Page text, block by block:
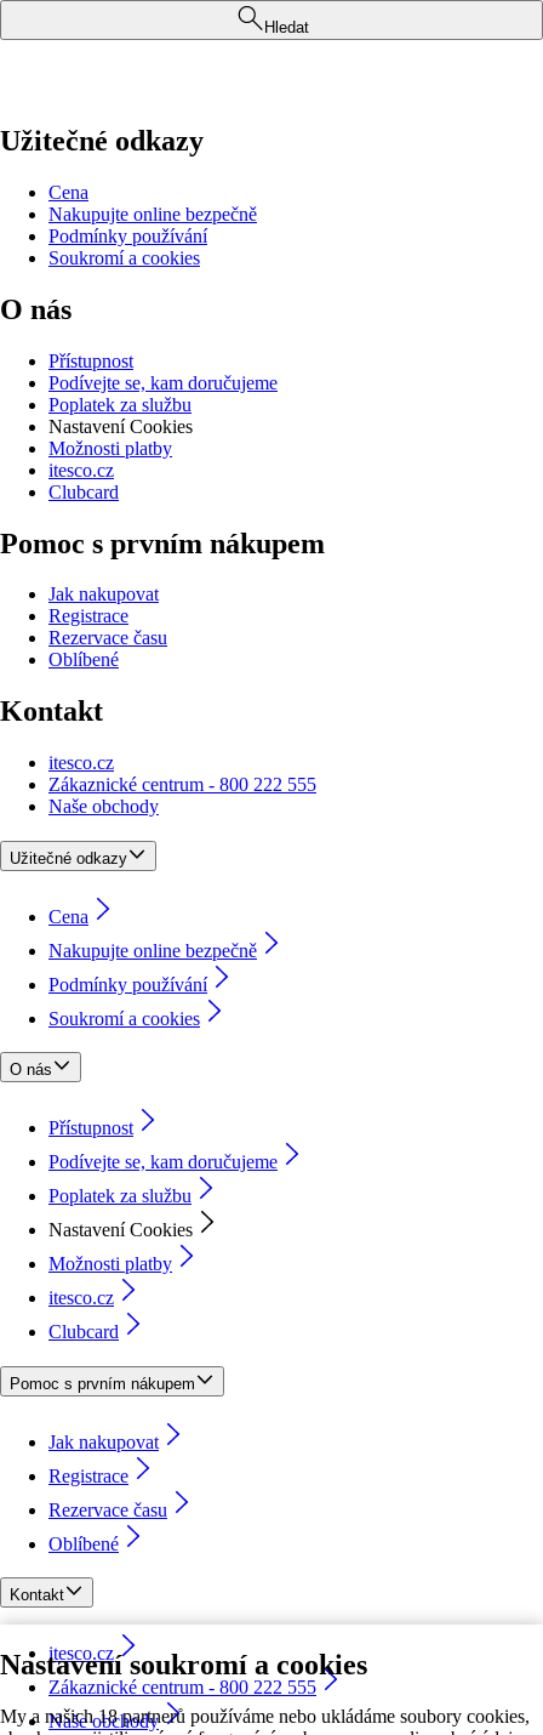
Nastavení soukromí a cookies
My a našich 18 partnerů používáme nebo ukládáme soubory cookies,
Hledat
Užitečné odkazy
Cena
Nakupujte online bezpečně
Podmínky používání
Soukromí a cookies
O nás
Přístupnost
Podívejte se, kam doručujeme
Poplatek za službu
Nastavení Cookies
Možnosti platby
itesco.cz
Clubcard
Pomoc s prvním nákupem
Jak nakupovat
Registrace
Rezervace času
Oblíbené
Kontakt
itesco.cz
Zákaznické centrum - 800 222 555
Naše obchody
Užitečné odkazy
Cena
Nakupujte online bezpečně
Podmínky používání
Soukromí a cookies
O nás
Přístupnost
Podívejte se, kam doručujeme
Poplatek za službu
Nastavení Cookies
Možnosti platby
itesco.cz
Clubcard
Pomoc s prvním nákupem
Jak nakupovat
Registrace
Rezervace času
Oblíbené
Kontakt
itesco.cz
Zákaznické centrum - 800 222 555
Naše obchody